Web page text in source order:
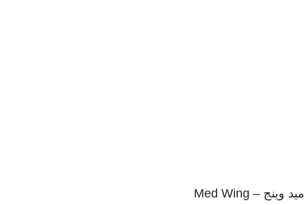
ميد وينج – Med Wing